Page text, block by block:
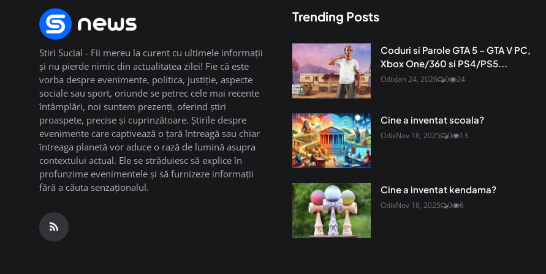
Stiri Sucial - Fii mereu la curent cu ultimele informații
și nu pierde nimic din actualitatea zilei! Fie că este
vorba despre evenimente, politica, justiție, aspecte
sociale sau sport, oriunde se petrec cele mai recente
întâmplări, noi suntem prezenți, oferind știri
proaspete, precise și cuprinzătoare. Știrile despre
evenimente care captivează o țară întreagă sau chiar
întreaga planetă vor aduce o rază de lumină asupra
contextului actual. Ele se străduiesc să explice în
profunzime evenimentele și să furnizeze informații
fără a căuta senzaționalul.
Trending Posts
Coduri si Parole GTA 5 – GTA V PC,
Xbox One/360 si PS4/PS5...
OdixJan 24, 2026 0 24
Cine a inventat scoala?
OdixNov 18, 2025 0 13
Cine a inventat kendama?
OdixNov 18, 2025 0 6